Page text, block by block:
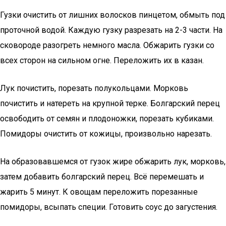
Гузки очистить от лишних волосков пинцетом, обмыть под
проточной водой. Каждую гузку разрезать на 2-3 части. На
сковороде разогреть немного масла. Обжарить гузки со
всех сторон на сильном огне. Переложить их в казан.
Лук почистить, порезать полукольцами. Морковь
почистить и натереть на крупной терке. Болгарский перец
освободить от семян и плодоножки, порезать кубиками.
Помидоры очистить от кожицы, произвольно нарезать.
На образовавшемся от гузок жире обжарить лук, морковь,
затем добавить болгарский перец. Всё перемешать и
жарить 5 минут. К овощам переложить порезанные
помидоры, всыпать специи. Готовить соус до загустения.